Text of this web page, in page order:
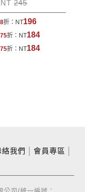
NT245
8折： NT196
75折： NT184
75折： NT184
絡我們 會員專區